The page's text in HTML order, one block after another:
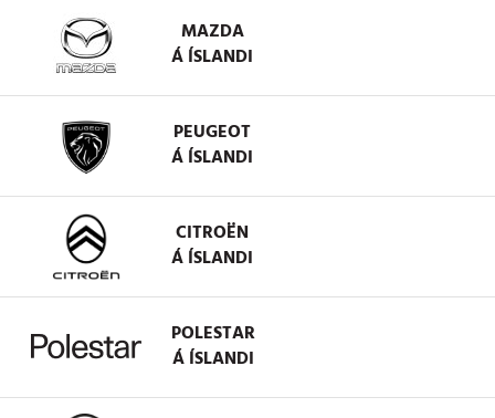
MAZDA
Á ÍSLANDI
PEUGEOT
Á ÍSLANDI
CITROËN
Á ÍSLANDI
POLESTAR
Á ÍSLANDI